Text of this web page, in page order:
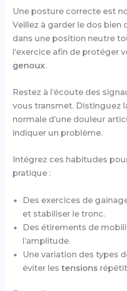
Une posture correcte est
Veillez à garder le dos bien
dans une position neutre
l’exercice afin de protéger
genoux.
Restez à l’écoute des
vous transmet. Distinguez
normale d’une douleur
indiquer un problème.
Intégrez ces habitudes
pratique :
Des exercices de
et stabiliser le tronc.
Des étirements de
l’amplitude.
Une variation des types
éviter lestensions